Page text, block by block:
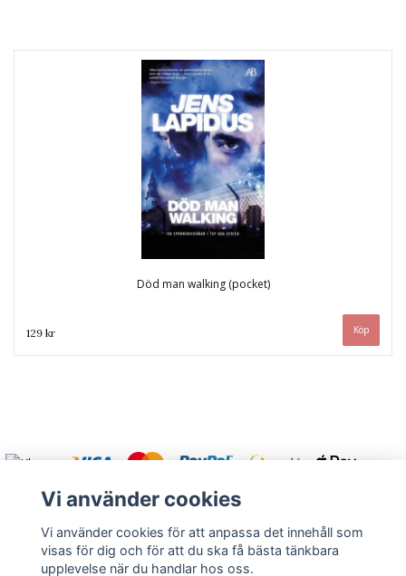
Död man walking (pocket)
129 kr
Varmt välkommen att kontakta oss.
Vi använder cookies
Vi använder cookies för att anpassa det innehåll som
visas för dig och för att du ska få bästa tänkbara
upplevelse när du handlar hos oss.